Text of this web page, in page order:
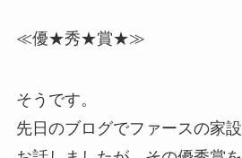
≪優★秀★賞★≫
そうです。
先日のブログでファースの家